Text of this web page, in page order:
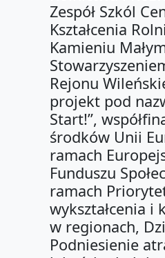
Zespół Szkól
Kształcenia
Kamieniu
Rejonu
projekt pod
Start!”,
środków Unii
ramach
Funduszu
ramach
wykształcenia i
w regionach,
Podniesienie